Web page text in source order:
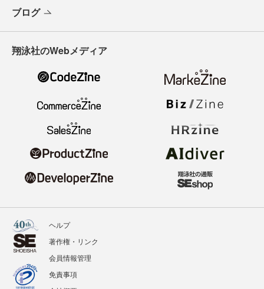
ブログ
翔泳社のWebメディア
ヘルプ
著作権・リンク
会員情報管理
免責事項